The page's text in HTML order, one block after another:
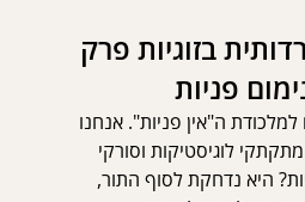
בזוגיות פרק
פניות
ה"אין פניות". אנחנו
לוגיסטיקות וסורקי
היא נדחקת לסוף התור,